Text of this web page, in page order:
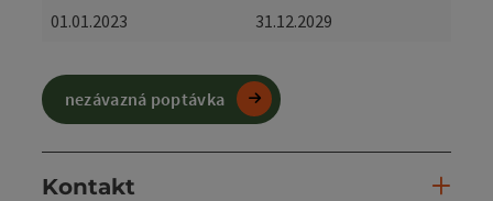
01.01.2023
31.12.2029
nezávazná poptávka
Kontakt